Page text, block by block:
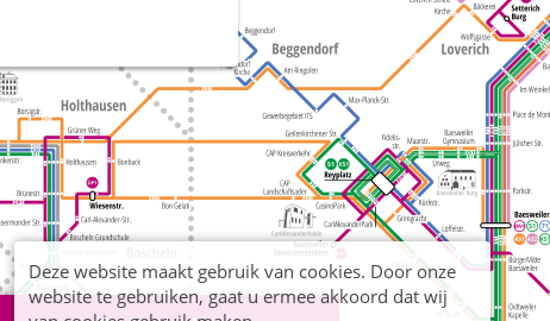
Deze website maakt gebruik van cookies. Door onze
website te gebruiken, gaat u ermee akkoord dat wij